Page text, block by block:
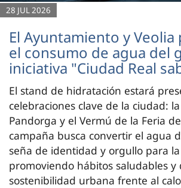
28 JUL 2026
El Ayuntamiento y
el consumo de agua del
iniciativa "Ciudad Real
El stand de hidratación estará
celebraciones clave de la ciudad:
Pandorga y el Vermú de la Feria
campaña busca convertir el agua
seña de identidad y orgullo para
promoviendo hábitos saludables y
sostenibilidad urbana frente al